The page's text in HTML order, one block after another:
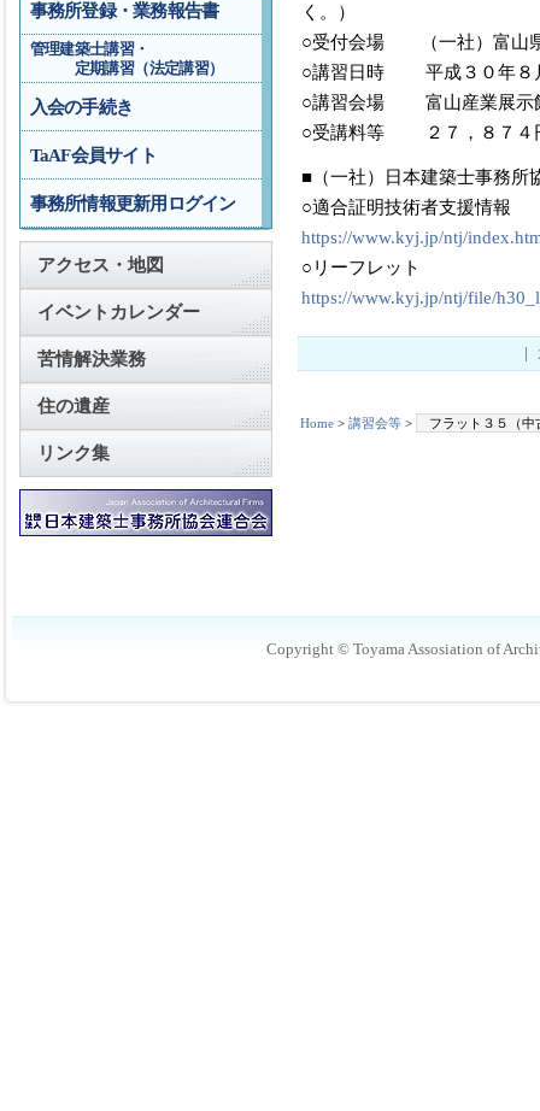
く。）
○受付会場 （一社）富山
○講習日時 平成３０年８
○講習会場 富山産業展示
○受講料等 ２７，８７４円
■（一社）日本建築士事務所
○適合証明技術者支援情報
https://www.kyj.jp/ntj/
○リーフレット
https://www.kyj.jp/ntj/file/
Home > 講習会等 > フラット３５（
事務所登録・業務報告書
管理建築士講習・
定期講習（法定講習）
入会の手続き
TaAF会員サイト
事務所情報更新用ログイン
アクセス・地図
イベントカレンダー
苦情解決業務
住の遺産
リンク集
Copyright © Toyama Assosiation of